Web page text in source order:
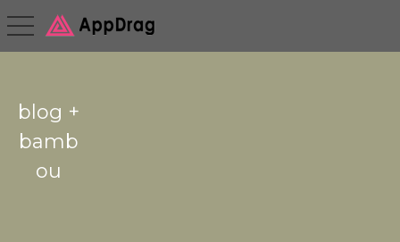
toggle navigation
blog +
bamb
ou